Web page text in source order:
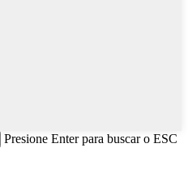
Presione Enter para buscar o ESC